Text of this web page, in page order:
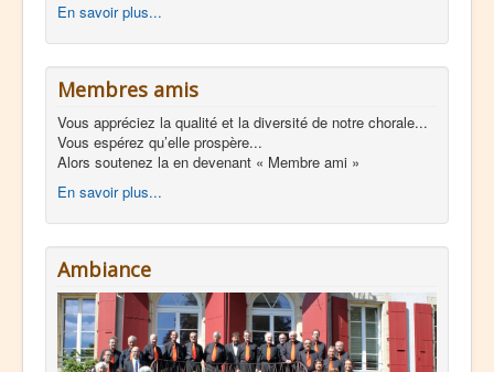
En savoir plus...
Membres amis
Vous appréciez la qualité et la diversité de notre chorale...
Vous espérez qu’elle prospère...
Alors soutenez la en devenant « Membre ami »
En savoir plus...
Ambiance